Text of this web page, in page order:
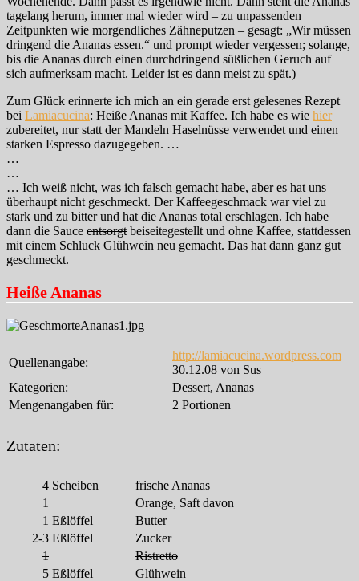
tagelang herum, immer mal wieder wird – zu unpassenden
Zeitpunkten wie morgendliches Zähneputzen – gesagt: „Wir müssen
dringend die Ananas essen.“ und prompt wieder vergessen; solange,
bis die Ananas durch einen durchdringend süßlichen Geruch auf
sich aufmerksam macht. Leider ist es dann meist zu spät.)
Zum Glück erinnerte ich mich an ein gerade erst gelesenes Rezept
bei Lamiacucina: Heiße Ananas mit Kaffee. Ich habe es wie hier
zubereitet, nur statt der Mandeln Haselnüsse verwendet und einen
starken Espresso dazugegeben. …
…
…
… Ich weiß nicht, was ich falsch gemacht habe, aber es hat uns
überhaupt nicht geschmeckt. Der Kaffeegeschmack war viel zu
stark und zu bitter und hat die Ananas total erschlagen. Ich habe
dann die Sauce entsorgt beiseitegestellt und ohne Kaffee, stattdessen
mit einem Schluck Glühwein neu gemacht. Das hat dann ganz gut
geschmeckt.
Heiße Ananas
Quellenangabe:
http://lamiacucina.wordpress.com
30.12.08 von Sus
Kategorien:
Dessert, Ananas
Mengenangaben für:
2 Portionen
Zutaten:
4 Scheiben
frische Ananas
1
Orange, Saft davon
1 Eßlöffel
Butter
2-3 Eßlöffel
Zucker
1
Ristretto
5 Eßlöffel
Glühwein